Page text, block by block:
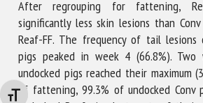
Changer la taille de la police
After regrouping for fattening,
significantly less skin lesions than
Reaf-FF. The frequency of tail lesions
pigs peaked in week 4 (66.8%). Two
undocked pigs reached their maximum
of fattening, 99.3% of undocked Conv